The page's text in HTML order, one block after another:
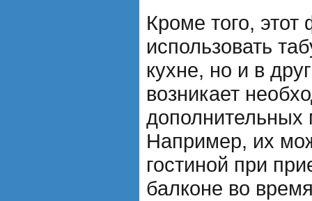
Кроме того, этот
использовать
кухне, но и в
возникает
дополнительных
Например, их
гостиной при
балконе во